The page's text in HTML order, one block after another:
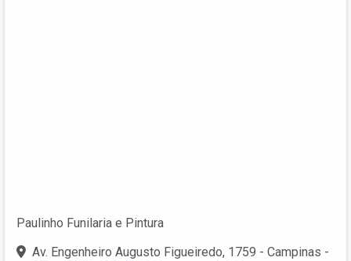
Paulinho Funilaria e Pintura
Av. Engenheiro Augusto Figueiredo, 1759 - Campinas -